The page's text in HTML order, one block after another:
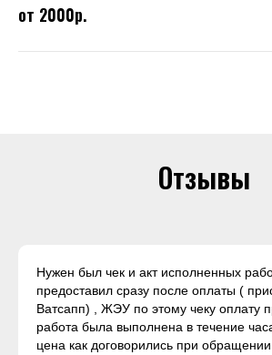
от 2000р.
Отзывы
Нужен был чек и акт исполненных
предоставил сразу после оплаты (
Ватсапп) , ЖЭУ по этому чеку оплату
работа была выполнена в течение
цена как договорились при